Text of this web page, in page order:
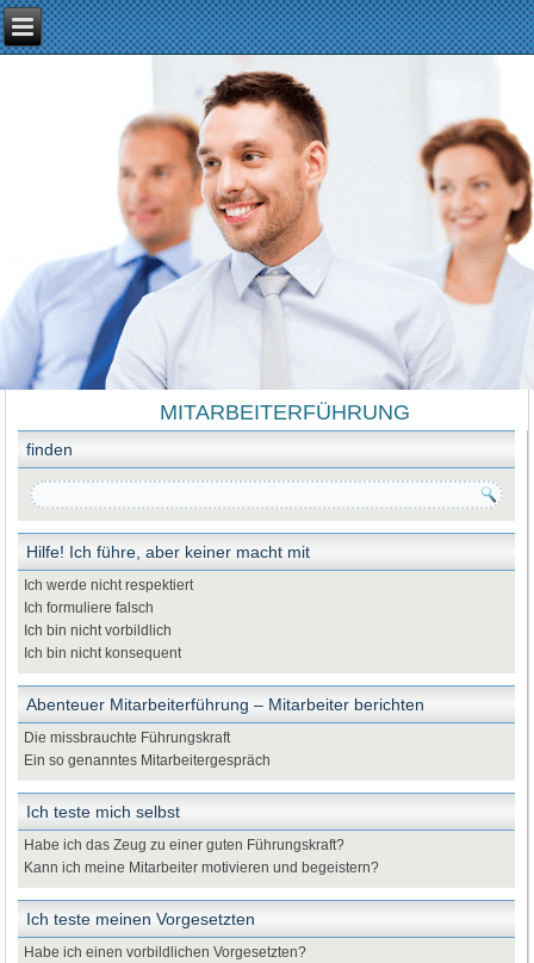
MITARBEITERFÜHRUNG
finden
Hilfe! Ich führe, aber keiner macht mit
Ich werde nicht respektiert
Ich formuliere falsch
Ich bin nicht vorbildlich
Ich bin nicht konsequent
Abenteuer Mitarbeiterführung – Mitarbeiter berichten
Die missbrauchte Führungskraft
Ein so genanntes Mitarbeitergespräch
Ich teste mich selbst
Habe ich das Zeug zu einer guten Führungskraft?
Kann ich meine Mitarbeiter motivieren und begeistern?
Ich teste meinen Vorgesetzten
Habe ich einen vorbildlichen Vorgesetzten?